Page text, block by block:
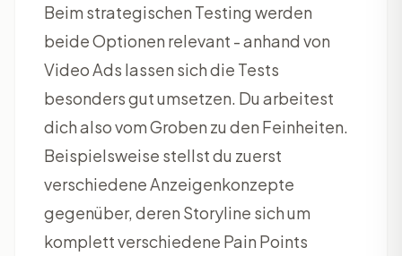
Beim strategischen Testing werden
beide Optionen relevant - anhand von
Video Ads lassen sich die Tests
besonders gut umsetzen. Du arbeitest
dich also vom Groben zu den Feinheiten.
Beispielsweise stellst du zuerst
verschiedene Anzeigenkonzepte
gegenüber, deren Storyline sich um
komplett verschiedene Pain Points